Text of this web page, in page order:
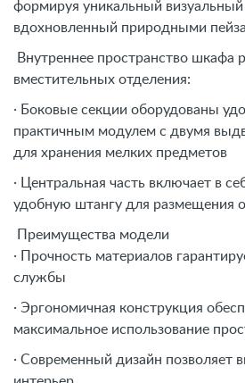
формируя уникальный визуальный
вдохновленный природными
Внутреннее пространство шкафа
вместительных отделения:
· Боковые секции оборудованы
практичным модулем с двумя
для хранения мелких предметов
· Центральная часть включает в
удобную штангу для размещения
Преимущества модели
· Прочность материалов
службы
· Эргономичная конструкция
максимальное использование
· Современный дизайн позволяет